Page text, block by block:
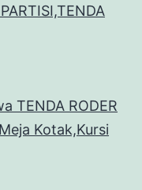
TENDA RODER
Kotak,Kursi